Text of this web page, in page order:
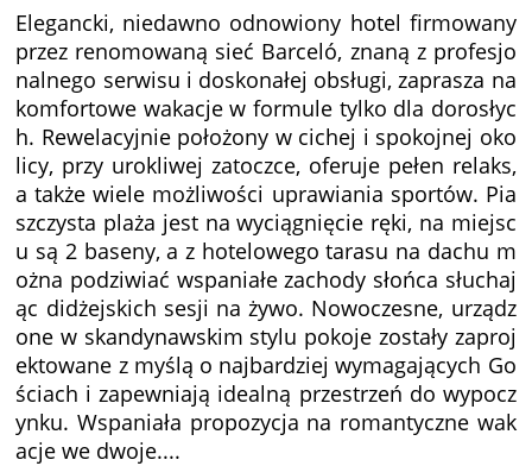
Elegancki, niedawno odnowiony hotel firmowany
przez renomowaną sieć Barceló, znaną z profesjo
nalnego serwisu i doskonałej obsługi, zaprasza na
komfortowe wakacje w formule tylko dla dorosłyc
h. Rewelacyjnie położony w cichej i spokojnej oko
licy, przy urokliwej zatoczce, oferuje pełen relaks,
a także wiele możliwości uprawiania sportów. Pia
szczysta plaża jest na wyciągnięcie ręki, na miejsc
u są 2 baseny, a z hotelowego tarasu na dachu m
ożna podziwiać wspaniałe zachody słońca słuchaj
ąc didżejskich sesji na żywo. Nowoczesne, urządz
one w skandynawskim stylu pokoje zostały zaproj
ektowane z myślą o najbardziej wymagających Go
ściach i zapewniają idealną przestrzeń do wypocz
ynku. Wspaniała propozycja na romantyczne wak
acje we dwoje....